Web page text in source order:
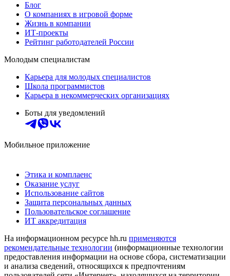
Блог
О компаниях в игровой форме
Жизнь в компании
ИТ-проекты
Рейтинг работодателей России
Молодым специалистам
Карьера для молодых специалистов
Школа программистов
Карьера в некоммерческих организациях
Боты для уведомлений
Мобильное приложение
Этика и комплаенс
Оказание услуг
Использование сайтов
Защита персональных данных
Пользовательское соглашение
ИТ аккредитация
На информационном ресурсе hh.ru применяются
рекомендательные технологии (информационные технологии
предоставления информации на основе сбора, систематизации
и анализа сведений, относящихся к предпочтениям